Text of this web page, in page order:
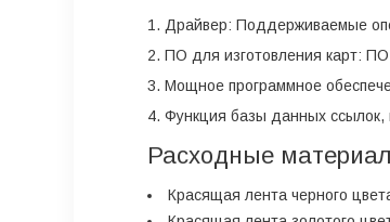
Драйвер: Поддерживаемые
ПО для изготовления карт:
Мощное программное
Функция базы данных ссылок,
Расходные
Красящая лента черного